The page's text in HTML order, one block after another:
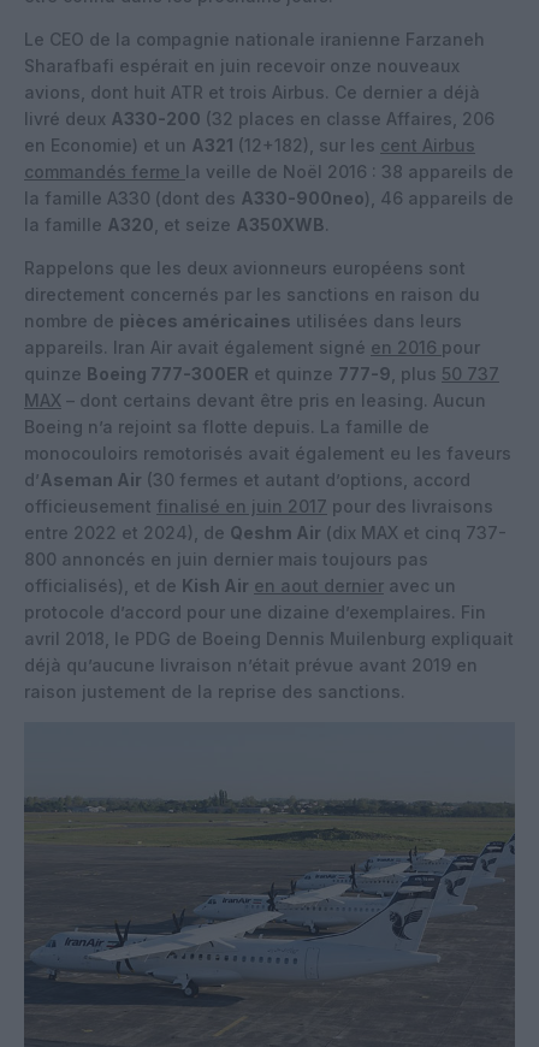
Le CEO de la compagnie nationale iranienne Farzaneh
Sharafbafi espérait en juin recevoir onze nouveaux
avions, dont huit ATR et trois Airbus. Ce dernier a déjà
livré deux A330-200 (32 places en classe Affaires, 206
en Economie) et un A321 (12+182), sur les cent Airbus
commandés ferme la veille de Noël 2016 : 38 appareils de
la famille A330 (dont des A330-900neo), 46 appareils de
la famille A320 , et seize A350XWB.
Rappelons que les deux avionneurs européens sont
directement concernés par les sanctions en raison du
nombre de pièces américaines utilisées dans leurs
appareils. Iran Air avait également signé en 2016 pour
quinze Boeing 777-300ER et quinze 777-9 , plus 50 737
MAX – dont certains devant être pris en leasing. Aucun
Boeing n’a rejoint sa flotte depuis. La famille de
monocouloirs remotorisés avait également eu les faveurs
d’Aseman Air (30 fermes et autant d’options, accord
officieusement finalisé en juin 2017 pour des livraisons
entre 2022 et 2024), de Qeshm Air (dix MAX et cinq 737-
800 annoncés en juin dernier mais toujours pas
officialisés), et de Kish Air en aout dernier avec un
protocole d’accord pour une dizaine d’exemplaires. Fin
avril 2018, le PDG de Boeing Dennis Muilenburg expliquait
déjà qu’aucune livraison n’était prévue avant 2019 en
raison justement de la reprise des sanctions.